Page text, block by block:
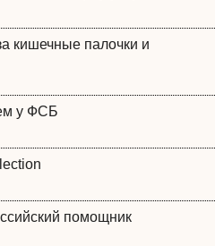
кишечные палочки и
у ФСБ
помощник